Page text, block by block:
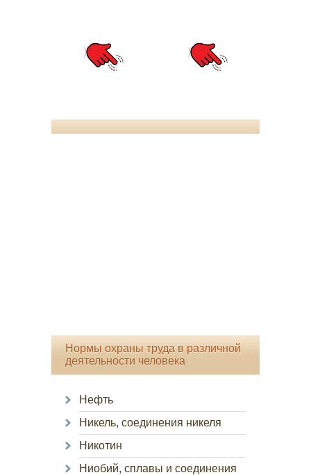
Нормы охраны труда в различной
деятельности человека
Нефть
Никель, соединения никеля
Никотин
Ниобий, сплавы и соединения